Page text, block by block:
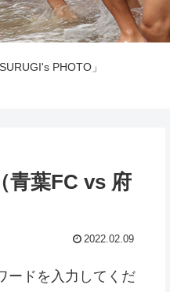
PHOTO」
青葉FC vs 府
2022.02.09
ードを入力してくだ